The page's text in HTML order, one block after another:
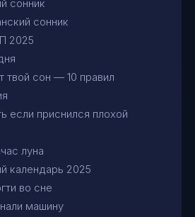
сонник
сонник
2025
твой сон — 10 правил
если приснился плохой
луна
календарь 2025
во сне
машину